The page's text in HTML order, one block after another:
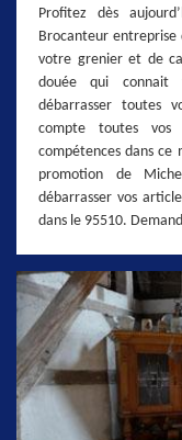
Profitez dès
Brocanteur entreprise
votre grenier et de
douée qui connait
débarrasser toutes
compte toutes vos
compétences dans ce
promotion de
débarrasser vos
dans le 95510.